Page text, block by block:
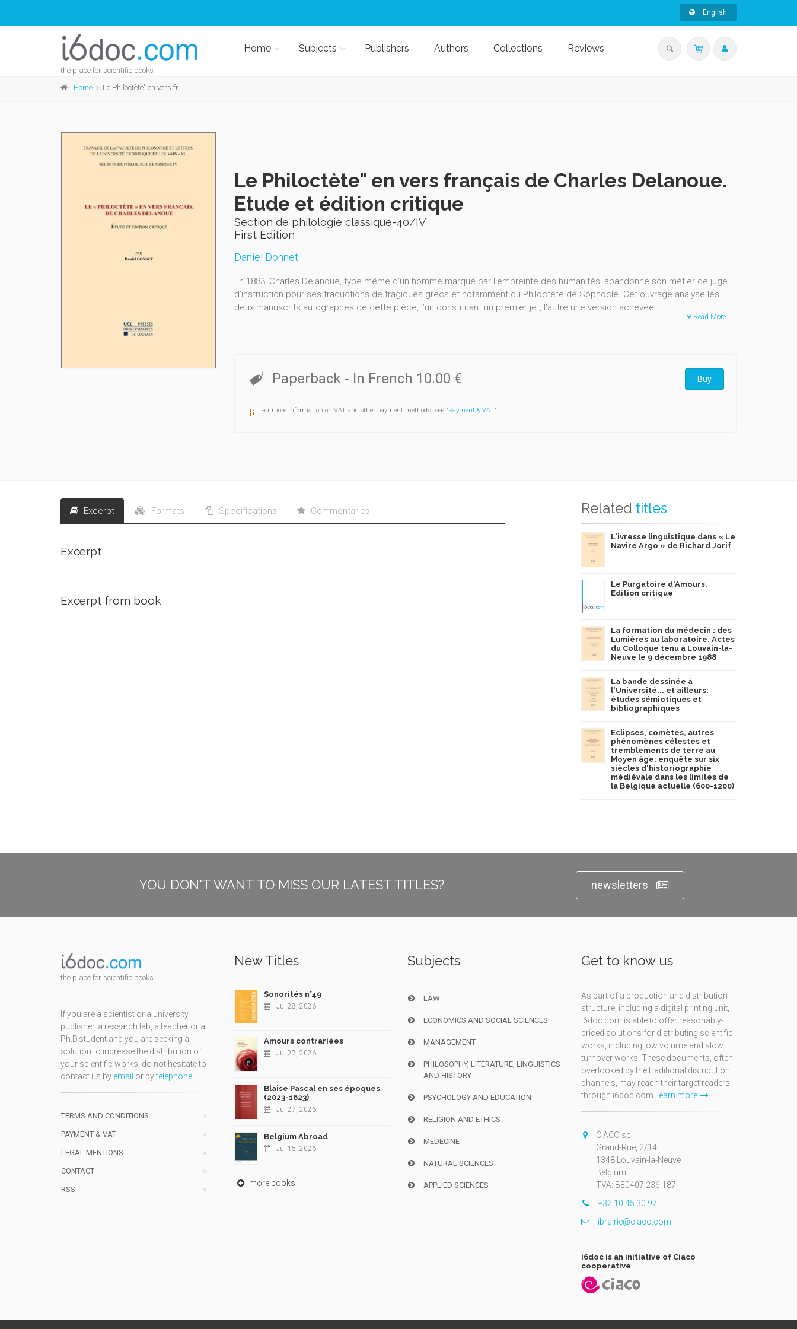
English
the place for scientific books
Home Subjects Publishers Authors Collections Reviews
Home Le Philoctète" en vers français de Charles Delanoue. Etude et édition critique
Le Philoctète" en vers français de Charles Delanoue.
Etude et édition critique
Section de philologie classique-40/IV
First Edition
Daniel Donnet
En 1883, Charles Delanoue, type même d'un homme marqué par l'empreinte des humanités, abandonne son métier de juge
d’instruction pour ses traductions de tragiques grecs et notamment du Philoctète de Sophocle. Cet ouvrage analyse les
deux manuscrits autographes de cette pièce, l’un constituant un premier jet, l’autre une version achevée.
Read More
Paperback - In French 10.00 € Buy
For more information on VAT and other payment methods, see "Payment & VAT".
Excerpt Formats Specifications Commentaries
Excerpt
Excerpt from book
Related titles
L'ivresse linguistique dans « Le
Navire Argo » de Richard Jorif
Le Purgatoire d'Amours.
Edition critique
La formation du médecin : des
Lumières au laboratoire. Actes
du Colloque tenu à Louvain-la-
Neuve le 9 décembre 1988
La bande dessinée à
l'Université... et ailleurs:
études sémiotiques et
bibliographiques
Eclipses, comètes, autres
phénomènes célestes et
tremblements de terre au
Moyen âge: enquête sur six
siècles d'historiographie
médiévale dans les limites de
la Belgique actuelle (600-1200)
YOU DON'T WANT TO MISS OUR LATEST TITLES? newsletters
the place for scientific books
If you are a scientist or a university
publisher, a research lab, a teacher or a
Ph.D.student and you are seeking a
solution to increase the distribution of
your scientific works, do not hesitate to
contact us by email or bytelephone
TERMS AND CONDITIONS
PAYMENT & VAT
LEGAL MENTIONS
CONTACT
RSS
New Titles
Sonorités n°49
Jul 28, 2026
Amours contrariées
Jul 27, 2026
Blaise Pascal en ses époques
(2023-1623)
Jul 27, 2026
Belgium Abroad
Jul 15, 2026
more books
Subjects
LAW
ECONOMICS AND SOCIAL SCIENCES
MANAGEMENT
PHILOSOPHY, LITERATURE, LINGUISTICS
AND HISTORY
PSYCHOLOGY AND EDUCATION
RELIGION AND ETHICS
MEDECINE
NATURAL SCIENCES
APPLIED SCIENCES
Get to know us
As part of a production and distribution
structure, including a digital printing unit,
i6doc.com is able to offer reasonably-
priced solutions for distributing scientific
works, including low volume and slow
turnover works. These documents, often
overlooked by the traditional distribution
channels, may reach their target readers
through i6doc.com. learn more
CIACO sc
Grand-Rue, 2/14
1348 Louvain-la-Neuve
Belgium
TVA: BE0407.236.187
+32 10 45 30 97
librairie@ciaco.com
i6doc is an initiative of Ciaco
cooperative